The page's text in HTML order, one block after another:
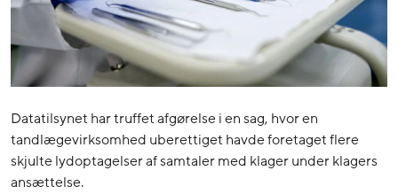
Datatilsynet har truffet afgørelse i en sag, hvor en
tandlægevirksomhed uberettiget havde foretaget flere
skjulte lydoptagelser af samtaler med klager under klagers
ansættelse.